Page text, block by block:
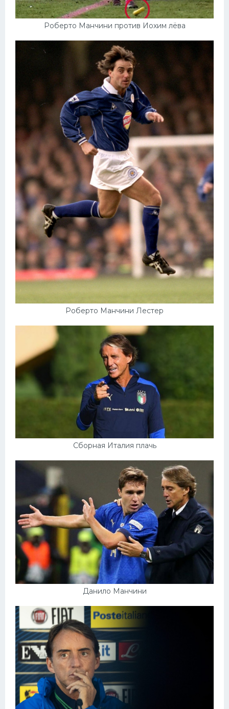
Роберто Манчини против Иохим лёва
Роберто Манчини Лестер
Сборная Италия плачь
Данило Манчини